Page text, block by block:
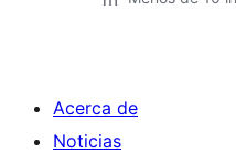
Acerca de
Noticias